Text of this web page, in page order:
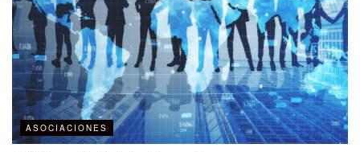
Annette Gregg , CEO de SITE.
Más información sobre el Global MICE Collaborative:
micecollaborative.com
ASOCIACIONES